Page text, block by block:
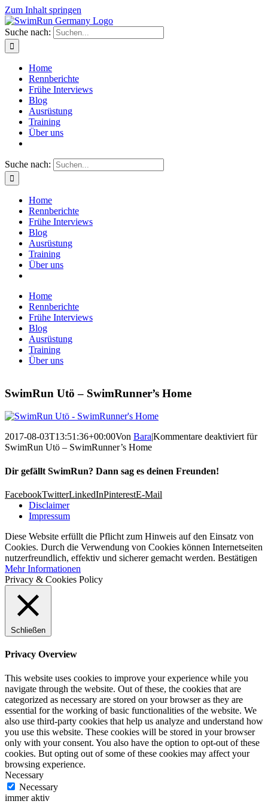
Zum Inhalt springen
Suche nach:
Home
Rennberichte
Frühe Interviews
Blog
Ausrüstung
Training
Über uns
Suche nach:
Home
Rennberichte
Frühe Interviews
Blog
Ausrüstung
Training
Über uns
Home
Rennberichte
Frühe Interviews
Blog
Ausrüstung
Training
Über uns
SwimRun Utö – SwimRunner’s Home
2017-08-03T13:51:36+00:00Von Bara|Kommentare deaktiviertfür
SwimRun Utö – SwimRunner’s Home
Dir gefällt SwimRun? Dann sag es deinen Freunden!
FacebookTwitterLinkedInPinterestE-Mail
Disclaimer
Impressum
Diese Website erfüllt die Pflicht zum Hinweis auf den Einsatz von
Cookies. Durch die Verwendung von Cookies können Internetseiten
nutzerfreundlich, effektiv und sicherer gemacht werden. Bestätigen
Mehr Informationen
Privacy & Cookies Policy
Schließen
Privacy Overview
This website uses cookies to improve your experience while you
navigate through the website. Out of these, the cookies that are
categorized as necessary are stored on your browser as they are
essential for the working of basic functionalities of the website. We
also use third-party cookies that help us analyze and understand how
you use this website. These cookies will be stored in your browser
only with your consent. You also have the option to opt-out of these
cookies. But opting out of some of these cookies may affect your
browsing experience.
Necessary
Necessary
immer aktiv